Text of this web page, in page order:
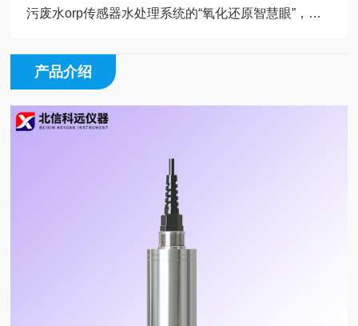
污废水orp传感器水处理系统的“氧化还原智慧眼”，精准调控水质净化效能
产品介绍